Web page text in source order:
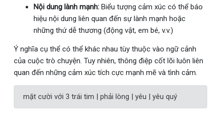
Nội dung lành mạnh: Biểu tượng cảm xúc có thể báo
hiệu nội dung liên quan đến sự lành mạnh hoặc
những thứ dễ thương (động vật, em bé, v.v.)
Ý nghĩa cụ thể có thể khác nhau tùy thuộc vào ngữ cảnh
của cuộc trò chuyện. Tuy nhiên, thông điệp cốt lõi luôn liên
quan đến những cảm xúc tích cực mạnh mẽ và tình cảm.
mặt cười với 3 trái tim | phải lòng | yêu | yêu quý